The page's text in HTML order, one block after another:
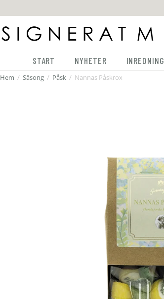
START NYHETER INREDNING
Hem / Säsong / Påsk / Nannas Påskrox